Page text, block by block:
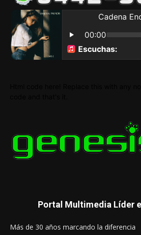
Portal Multimedia Líder
Más de 30 años marcando la diferencia